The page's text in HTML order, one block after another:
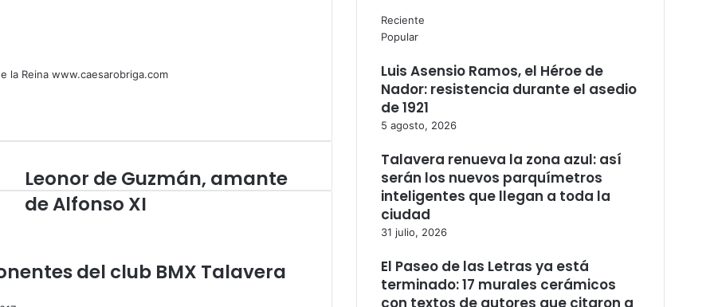
la Reina www.caesarobriga.com
L
e
o
d
Leonor de Guzmán, amante
de Alfonso XI
del club BMX Talavera
Reciente
Popular
Luis Asensio Ramos, el Héroe de
Nador: resistencia durante el asedio
de 1921
5 agosto, 2026
Talavera renueva la zona azul: así
serán los nuevos parquímetros
inteligentes que llegan a toda la
ciudad
31 julio, 2026
El Paseo de las Letras ya está
terminado: 17 murales cerámicos
con textos de autores que citaron a